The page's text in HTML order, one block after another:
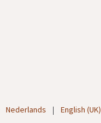
Nederlands | English (UK)